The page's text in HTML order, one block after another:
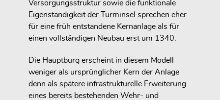
Versorgungsstruktur sowie die funktionale
Eigenständigkeit der Turminsel sprechen eher
für eine früh entstandene Kernanlage als für
einen vollständigen Neubau erst um 1340.
Die Hauptburg erscheint in diesem Modell
weniger als ursprünglicher Kern der Anlage
denn als spätere infrastrukturelle Erweiterung
eines bereits bestehenden Wehr- und